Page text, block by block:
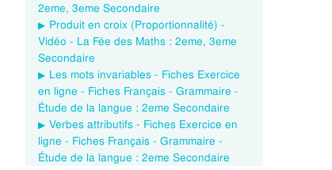
2eme, 3eme Secondaire
Produit en croix (Proportionnalité) -
Vidéo - La Fée des Maths : 2eme, 3eme
Secondaire
Les mots invariables - Fiches Exercice
en ligne - Fiches Français - Grammaire -
Étude de la langue : 2eme Secondaire
Verbes attributifs - Fiches Exercice en
ligne - Fiches Français - Grammaire -
Étude de la langue : 2eme Secondaire